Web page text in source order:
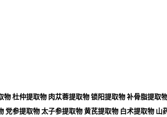
物 杜仲提取物 肉苁蓉提取物 锁阳提取物 补骨脂提取
党参提取物 太子参提取物 黄芪提取物 白术提取物 山